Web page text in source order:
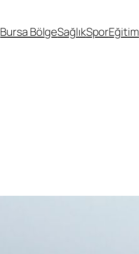
Bursa BölgeSağlıkSporEğitim